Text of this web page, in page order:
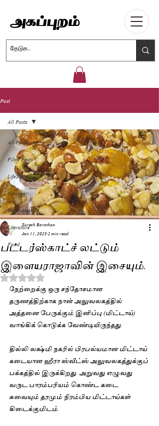
அகப்புறம்
Post
All Posts
Filmi Posts
LifeStyle
Newyear
Technotes
Literature
Food
All Posts
பட்டர்ஸ்காட்ச் லட்டும்
இளையராஜாவின் இசையும்.
Suresh Barathan
Jan 11, 20232 min read
Rated NaN out of 5 stars.
நேற்றைக்கு ஒரு சந்தோசமான
தருணத்திற்காக நான் அலுவலகத்தில்
அத்தனை பேருக்கும் இனிப்பு (மிட்டாய்)
வாங்கிக் கொடுக்க வேண்டியிருந்தது.
தில்லி லக்ஷ்மி நகரில் பிரபல்யமான மிட்டாய்
கடையான ஹீரா ஸ்வீட்ஸ் அலுவலகத்துக்குப்
பக்கத்தில் இருக்கிறது. அறுவது எழுவது
வருட பாரம்பரியம் கொண்ட கடை.
சுவையும் தரமும் நிரம்பிய மிட்டாய்கள்
கிடைக்குமிடம்.